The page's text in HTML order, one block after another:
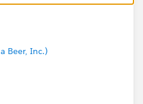
Beer, Inc.)